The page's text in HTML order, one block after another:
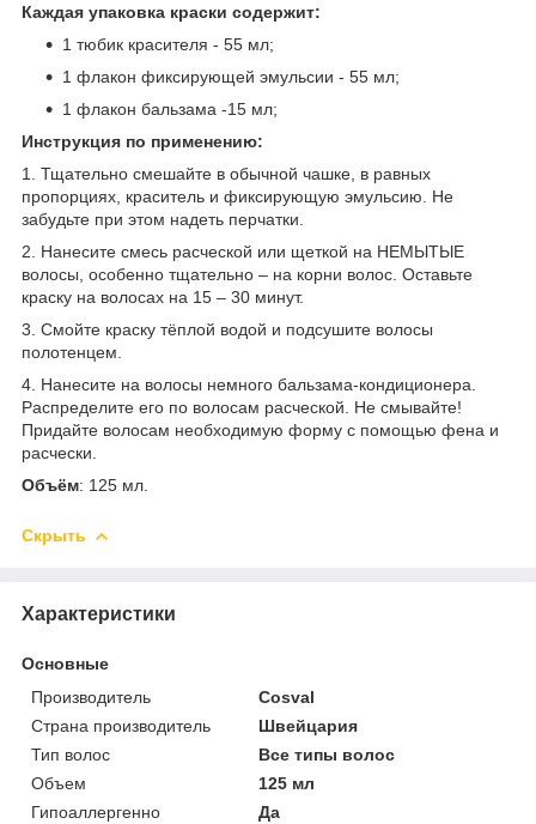
Каждая упаковка краски содержит:
1 тюбик красителя - 55 мл;
1 флакон фиксирующей эмульсии - 55 мл;
1 флакон бальзама -15 мл;
Инструкция по применению:
1. Тщательно смешайте в обычной чашке, в равных
пропорциях, краситель и фиксирующую эмульсию. Не
забудьте при этом надеть перчатки.
2. Нанесите смесь расческой или щеткой на НЕМЫТЫЕ
волосы, особенно тщательно – на корни волос. Оставьте
краску на волосах на 15 – 30 минут.
3. Смойте краску тёплой водой и подсушите волосы
полотенцем.
4. Нанесите на волосы немного бальзама-кондиционера.
Распределите его по волосам расческой. Не смывайте!
Придайте волосам необходимую форму с помощью фена и
расчески.
Объём: 125 мл.
Скрыть
Характеристики
Основные
Производитель
Cosval
Страна производитель
Швейцария
Тип волос
Все типы волос
Объем
125 мл
Гипоаллергенно
Да